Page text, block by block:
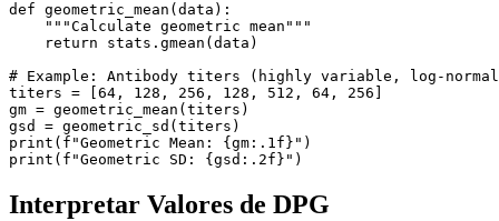
def geometric_mean(data):
    """Calculate geometric mean"""
    return stats.gmean(data)
# Example: Antibody titers (highly variable, log-
titers = [64, 128, 256, 128, 512, 64, 256]
gm = geometric_mean(titers)
gsd = geometric_sd(titers)
print(f"Geometric Mean: {gm:.1f}")
print(f"Geometric SD: {gsd:.2f}")
Interpretar Valores de DPG